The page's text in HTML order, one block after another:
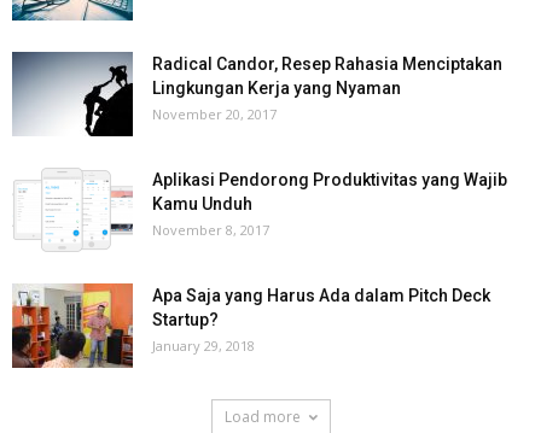
Radical Candor, Resep Rahasia Menciptakan
Lingkungan Kerja yang Nyaman
November 20, 2017
Aplikasi Pendorong Produktivitas yang Wajib
Kamu Unduh
November 8, 2017
Apa Saja yang Harus Ada dalam Pitch Deck
Startup?
January 29, 2018
Load more